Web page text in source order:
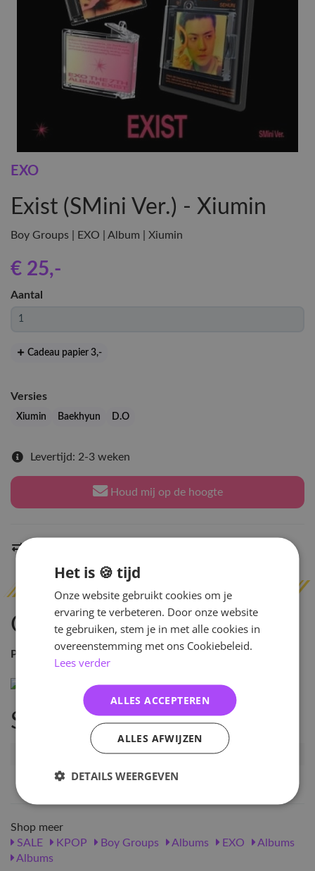
EXO
Exist (SMini Ver.) - Xiumin
Boy Groups | EXO | Album | Xiumin
€ 25,-
Aantal
Cadeau papier 3,-
Versies
Xiumin Baekhyun D.O
Levertijd: 2-3 weken
Houd mij op de hoogte
Omschrijving
Pre-order Benefit:
Specificaties
101606
EAN nummer
1000001016061
Shop meer
SALE
KPOP Boy Groups Albums EXO
Albums
Albums
Het is 🍪 tijd
Onze website gebruikt cookies om je
ervaring te verbeteren. Door onze website
te gebruiken, stem je in met alle cookies in
overeenstemming met ons Cookiebeleid.
Lees verder
ALLES ACCEPTEREN
ALLES AFWIJZEN
DETAILS WEERGEVEN